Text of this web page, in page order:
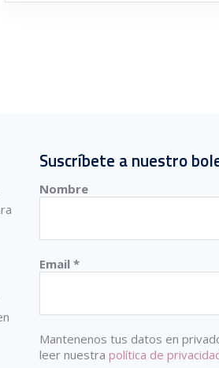
Suscríbete a nuestro
Nombre
Email *
Mantenenos tus datos en
leer nuestra política de